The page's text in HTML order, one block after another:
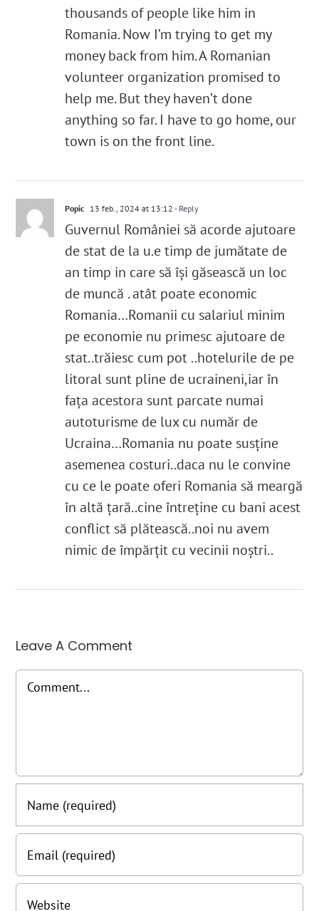
thousands of people like him in
Romania. Now I’m trying to get my
money back from him. A Romanian
volunteer organization promised to
help me. But they haven’t done
anything so far. I have to go home, our
town is on the front line.
Popic 13 feb., 2024 at 13:12 - Reply
Guvernul României să acorde ajutoare
de stat de la u.e timp de jumătate de
an timp in care să își găsească un loc
de muncă . atât poate economic
Romania…Romanii cu salariul minim
pe economie nu primesc ajutoare de
stat..trăiesc cum pot ..hotelurile de pe
litoral sunt pline de ucraineni,iar în
fața acestora sunt parcate numai
autoturisme de lux cu număr de
Ucraina…Romania nu poate susține
asemenea costuri..daca nu le convine
cu ce le poate oferi Romania să meargă
în altă țară..cine întreține cu bani acest
conflict să plătească..noi nu avem
nimic de împărțit cu vecinii noștri..
Leave A Comment
Comment